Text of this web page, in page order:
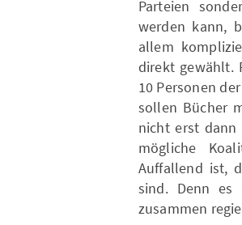
Parteien
werden kann,
allem
direkt gewählt.
10 Personen
sollen Bücher
nicht erst
mögliche
Auffallend ist,
sind. Denn es
zusammen